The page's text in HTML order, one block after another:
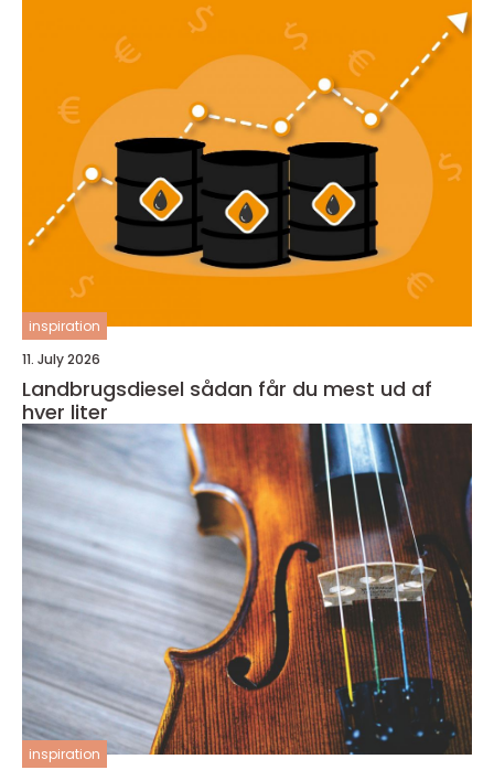
inspiration
11. July 2026
Landbrugsdiesel sådan får du mest ud af
hver liter
inspiration